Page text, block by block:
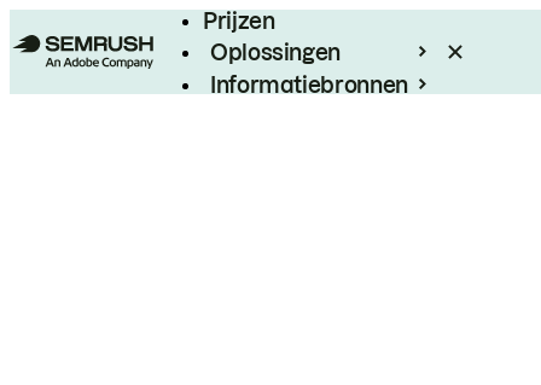
Prijzen
Oplossingen
Informatiebronnen